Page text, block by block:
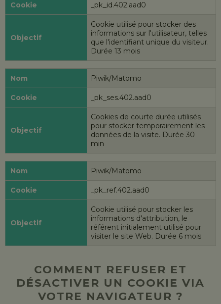
_pk_id.402.aad0
Cookie utilisé pour stocker des
informations sur l'utilisateur, telles
que l'identifiant unique du visiteur.
Durée 13 mois
Piwik/Matomo
_pk_ses.402.aad0
Cookies de courte durée utilisés
pour stocker temporairement les
données de la visite. Durée 30
min
Piwik/Matomo
_pk_ref.402.aad0
Cookie utilisé pour stocker les
informations d'attribution, le
référent initialement utilisé pour
visiter le site Web. Durée 6 mois
COMMENT REFUSER ET
DÉSACTIVER UN COOKIE VIA
VOTRE NAVIGATEUR ?